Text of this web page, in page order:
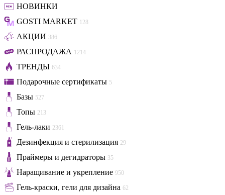
НОВИНКИ
GOSTI MARKET 128
АКЦИИ 386
РАСПРОДАЖА 1214
ТРЕНДЫ 634
Подарочные сертификаты 5
Базы 527
Топы 213
Гель-лаки 2361
Дезинфекция и стерилизация 29
Праймеры и дегидраторы 35
Наращивание и укрепление 950
Гель-краски, гели для дизайна 62